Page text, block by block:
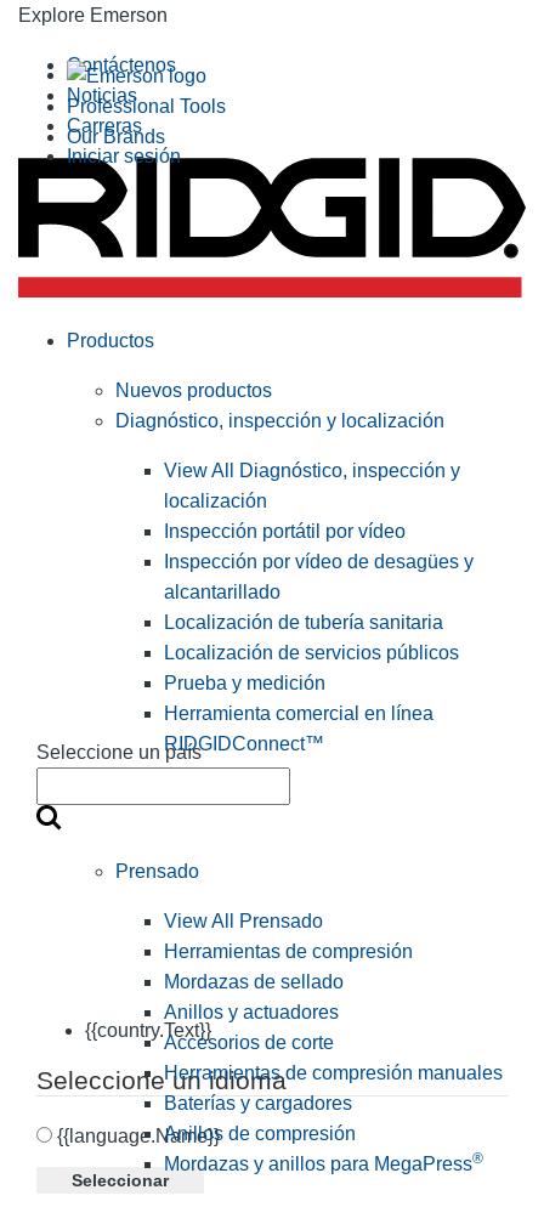
Explore Emerson
Professional Tools
Our Brands
Contáctenos
Noticias
Carreras
Iniciar sesión
Seleccione un país
{{country.Text}}
Seleccione un idioma
{{language.Name}}
Seleccionar
Productos
Nuevos productos
Diagnóstico, inspección y localización
View All Diagnóstico, inspección y
localización
Inspección portátil por vídeo
Inspección por vídeo de desagües y
alcantarillado
Localización de tubería sanitaria
Localización de servicios públicos
Prueba y medición
Herramienta comercial en línea
RIDGIDConnect™
Prensado
View All Prensado
Herramientas de compresión
Mordazas de sellado
Anillos y actuadores
Accesorios de corte
Herramientas de compresión manuales
Baterías y cargadores
Anillos de compresión
Mordazas y anillos para MegaPress®